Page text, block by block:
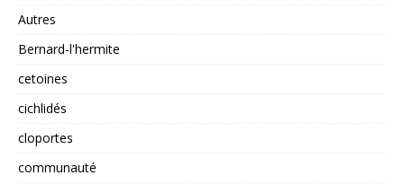
Autres
Bernard-l'hermite
cetoines
cichlidés
cloportes
communauté